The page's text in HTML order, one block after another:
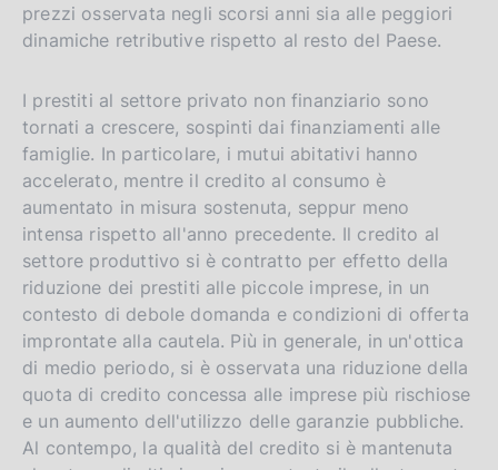
prezzi osservata negli scorsi anni sia alle peggiori
dinamiche retributive rispetto al resto del Paese.
I prestiti al settore privato non finanziario sono
tornati a crescere, sospinti dai finanziamenti alle
famiglie. In particolare, i mutui abitativi hanno
accelerato, mentre il credito al consumo è
aumentato in misura sostenuta, seppur meno
intensa rispetto all'anno precedente. Il credito al
settore produttivo si è contratto per effetto della
riduzione dei prestiti alle piccole imprese, in un
contesto di debole domanda e condizioni di offerta
improntate alla cautela. Più in generale, in un'ottica
di medio periodo, si è osservata una riduzione della
quota di credito concessa alle imprese più rischiose
e un aumento dell'utilizzo delle garanzie pubbliche.
Al contempo, la qualità del credito si è mantenuta